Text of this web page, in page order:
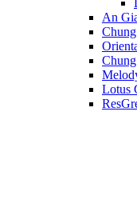
An
Lotus